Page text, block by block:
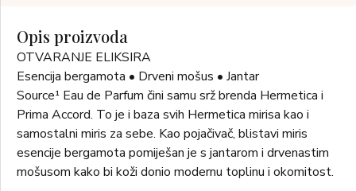
Opis proizvoda
OTVARANJE ELIKSIRA
Esencija bergamota • Drveni mošus • Jantar
Source¹ Eau de Parfum čini samu srž brenda Hermetica i
Prima Accord. To je i baza svih Hermetica mirisa kao i
samostalni miris za sebe. Kao pojačivač, blistavi miris
esencije bergamota pomiješan je s jantarom i drvenastim
mošusom kako bi koži donio modernu toplinu i okomitost.